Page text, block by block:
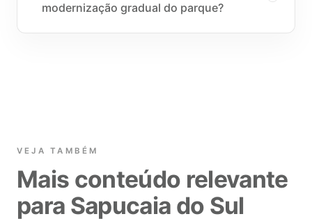
modernização gradual do parque?
VEJA TAMBÉM
Mais conteúdo relevante
para Sapucaia do Sul